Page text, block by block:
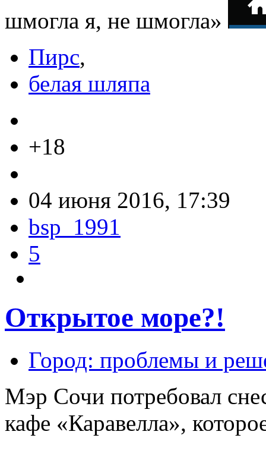
шмогла я, не шмогла»
Пирс,
белая шляпа
+18
04 июня 2016, 17:39
bsp_1991
5
Открытое море?!
Город: проблемы и
Мэр Сочи потребовал
кафе «Каравелла»,